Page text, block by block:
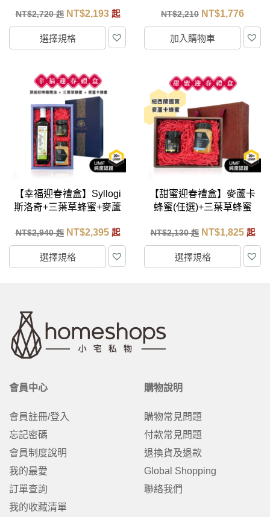
(任選)
NT$2,720起 NT$2,193起
選擇規格
500mlx2
NT$2,210 NT$1,776
加入購物車
【幸福迎春禮盒】Syllogi
斯洛奇+三葉草蜂蜜+麥蘆
NT$2,940起 NT$2,395起
選擇規格
【甜蜜迎春禮盒】麥蘆卡
蜂蜜(任選)+三葉草蜂蜜
NT$2,130起 NT$1,825起
選擇規格
會員中心
會員註冊/登入
忘記密碼
會員制度說明
我的最愛
訂單查詢
我的收藏清單
購物說明
購物常見問題
付款常見問題
退換貨及退款
Global Shopping
聯絡我們